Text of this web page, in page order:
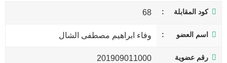
كود المقابلة 68
اسم العضو وفاء ابراهيم مصطفى الشال
رقم عضوية
201909011000